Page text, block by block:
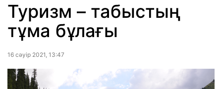
Туризм – табыстың
тұма бұлағы
16 сәуiр 2021, 13:47